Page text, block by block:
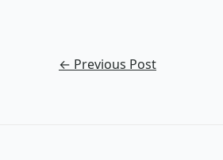
← Previous Post